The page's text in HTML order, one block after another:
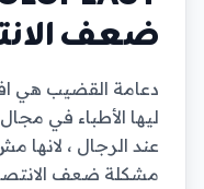
ضعف
دعامة القضيب هي
ليها الأطباء في
عند الرجال ،
مشكلة ضعف